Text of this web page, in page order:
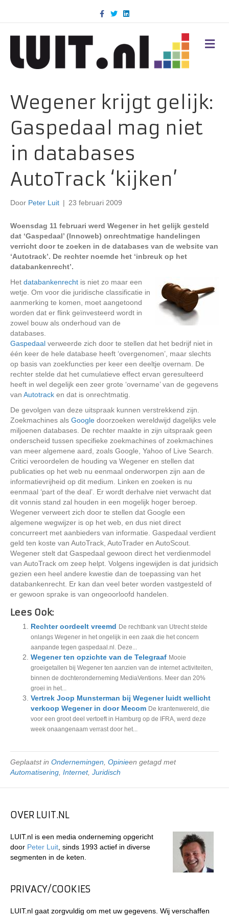
c
k
T
w
i
n
d
M
E
Wegener krijgt gelijk:
Gaspedaal mag niet
in databases
AutoTrack ‘kijken’
Door Peter Luit | 23 februari 2009
Woensdag 11 februari werd Wegener in het gelijk gesteld
dat ‘Gaspedaal’ (Innoweb) onrechtmatige handelingen
verricht door te zoeken in de databases van de website van
‘Autotrack’. De rechter noemde het ‘inbreuk op het
databankenrecht’.
Het databankenrecht is niet zo maar een
wetje. Om voor die juridische classificatie in
aanmerking te komen, moet aangetoond
worden dat er flink geïnvesteerd wordt in
zowel bouw als onderhoud van de
databases.
Gaspedaal verweerde zich door te stellen dat het bedrijf niet in
één keer de hele database heeft ‘overgenomen’, maar slechts
op basis van zoekfuncties per keer een deeltje overnam. De
rechter stelde dat het cumulatieve effect ervan geresulteerd
heeft in wel degelijk een zeer grote ‘overname’ van de gegevens
van Autotrack en dat is onrechtmatig.
De gevolgen van deze uitspraak kunnen verstrekkend zijn.
Zoekmachines als Google doorzoeken wereldwijd dagelijks vele
miljoenen databases. De rechter maakte in zijn uitspraak geen
onderscheid tussen specifieke zoekmachines of zoekmachines
van meer algemene aard, zoals Google, Yahoo of Live Search.
Critici veroordelen de houding va Wegener en stellen dat
publicaties op het web nu eenmaal onderworpen zijn aan de
informatievrijheid op dit medium. Linken en zoeken is nu
eenmaal ‘part of the deal’. Er wordt derhalve niet verwacht dat
dit vonnis stand zal houden in een mogelijk hoger beroep.
Wegener verweert zich door te stellen dat Google een
algemene wegwijzer is op het web, en dus niet direct
concurreert met aanbieders van informatie. Gaspedaal verdient
geld ten koste van AutoTrack, AutoTrader en AutoScout.
Wegener stelt dat Gaspedaal gewoon direct het verdienmodel
van AutoTrack om zeep helpt. Volgens ingewijden is dat juridsich
gezien een heel andere kwestie dan de toepassing van het
databankenrecht. Er kan dan veel beter worden vastgesteld of
er gewoon sprake is van ongeoorloofd handelen.
Lees Ook:
Rechter oordeelt vreemd De rechtbank van Utrecht stelde
onlangs Wegener in het ongelijk in een zaak die het concern
aanpande tegen gaspedaal.nl. Deze...
Wegener ten opzichte van de Telegraaf Mooie
groeigetallen bij Wegener ten aanzien van de internet activiteiten,
binnen de dochteronderneming MediaVentions. Meer dan 20%
groei in het...
Vertrek Joop Munsterman bij Wegener luidt wellicht
verkoop Wegener in door Mecom De krantenwereld, die
voor een groot deel vertoeft in Hamburg op de IFRA, werd deze
week onaangenaam verrast door het...
Geplaatst in Ondernemingen Opinieen getagd met
Automatisering Internet, Juridisch
OVER LUIT.NL
LUIT.nl is een media onderneming opgericht
door Peter Luit , sinds 1993 actief in diverse
segmenten in de keten.
PRIVACY/COOKIES
LUIT.nl gaat zorgvuldig om met uw gegevens. Wij verschaffen